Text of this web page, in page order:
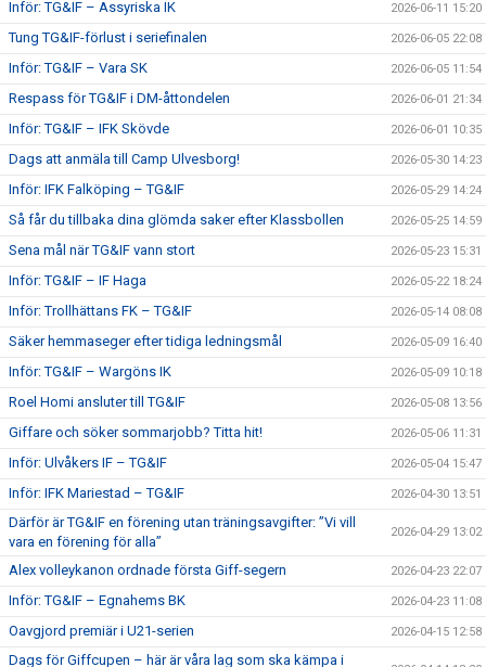
Inför: TG&IF – Assyriska IK 2026-06-11 15:20
Tung TG&IF-förlust i seriefinalen 2026-06-05 22:08
Inför: TG&IF – Vara SK 2026-06-05 11:54
Respass för TG&IF i DM-åttondelen 2026-06-01 21:34
Inför: TG&IF – IFK Skövde 2026-06-01 10:35
Dags att anmäla till Camp Ulvesborg! 2026-05-30 14:23
Inför: IFK Falköping – TG&IF 2026-05-29 14:24
Så får du tillbaka dina glömda saker efter Klassbollen 2026-05-25 14:59
Sena mål när TG&IF vann stort 2026-05-23 15:31
Inför: TG&IF – IF Haga 2026-05-22 18:24
Inför: Trollhättans FK – TG&IF 2026-05-14 08:08
Säker hemmaseger efter tidiga ledningsmål 2026-05-09 16:40
Inför: TG&IF – Wargöns IK 2026-05-09 10:18
Roel Homi ansluter till TG&IF 2026-05-08 13:56
Giffare och söker sommarjobb? Titta hit! 2026-05-06 11:31
Inför: Ulvåkers IF – TG&IF 2026-05-04 15:47
Inför: IFK Mariestad – TG&IF 2026-04-30 13:51
Därför är TG&IF en förening utan träningsavgifter: ”Vi vill
vara en förening för alla”
2026-04-29 13:02
Alex volleykanon ordnade första Giff-segern 2026-04-23 22:07
Inför: TG&IF – Egnahems BK 2026-04-23 11:08
Oavgjord premiär i U21-serien 2026-04-15 12:58
Dags för Giffcupen – här är våra lag som ska kämpa i